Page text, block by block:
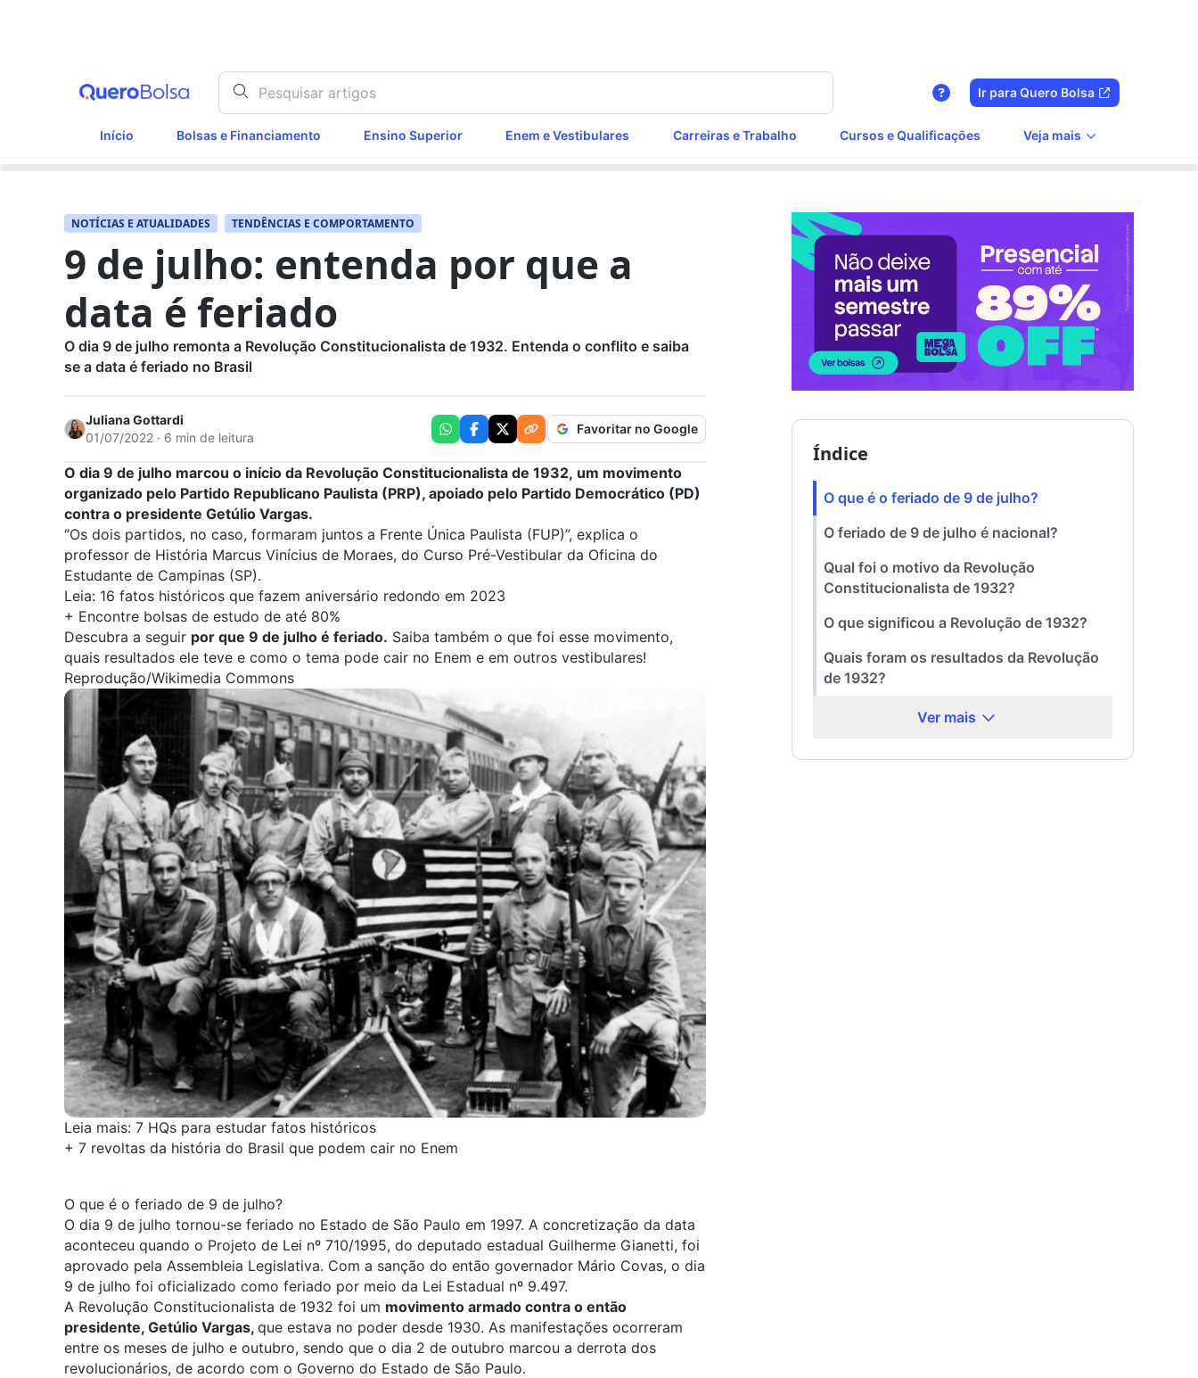
Ir para Quero Bolsa
Início Bolsas e Financiamento Ensino Superior Enem e Vestibulares Carreiras e Trabalho Cursos e Qualificações Veja mais
NOTÍCIAS E ATUALIDADES TENDÊNCIAS E COMPORTAMENTO
9 de julho: entenda por que a
data é feriado
O dia 9 de julho remonta a Revolução Constitucionalista de 1932. Entenda o conflito e saiba
se a data é feriado no Brasil
Juliana Gottardi
01/07/2022 · 6 min de leitura
Favoritar no Google
O dia 9 de julho marcou o início da Revolução Constitucionalista de 1932, um movimento
organizado pelo Partido Republicano Paulista (PRP), apoiado pelo Partido Democrático (PD)
contra o presidente Getúlio Vargas.
“Os dois partidos, no caso, formaram juntos a Frente Única Paulista (FUP)”, explica o
professor de História Marcus Vinícius de Moraes, do Curso Pré-Vestibular da Oficina do
Estudante de Campinas (SP).
Leia: 16 fatos históricos que fazem aniversário redondo em 2023
+ Encontre bolsas de estudo de até 80%
Descubra a seguir por que 9 de julho é feriado. Saiba também o que foi esse movimento,
quais resultados ele teve e como o tema pode cair no Enem e em outros vestibulares!
Reprodução/Wikimedia Commons
Leia mais: 7 HQs para estudar fatos históricos
+ 7 revoltas da história do Brasil que podem cair no Enem
O que é o feriado de 9 de julho?
O dia 9 de julho tornou-se feriado no Estado de São Paulo em 1997. A concretização da data
aconteceu quando o Projeto de Lei nº 710/1995, do deputado estadual Guilherme Gianetti, foi
aprovado pela Assembleia Legislativa. Com a sanção do então governador Mário Covas, o dia
9 de julho foi oficializado como feriado por meio da Lei Estadual nº 9.497.
A Revolução Constitucionalista de 1932 foi um movimento armado contra o então
presidente, Getúlio Vargas, que estava no poder desde 1930. As manifestações ocorreram
entre os meses de julho e outubro, sendo que o dia 2 de outubro marcou a derrota dos
revolucionários, de acordo com o Governo do Estado de São Paulo.
Índice
O que é o feriado de 9 de julho?
O feriado de 9 de julho é nacional?
Qual foi o motivo da Revolução
Constitucionalista de 1932?
O que significou a Revolução de 1932?
Quais foram os resultados da Revolução
de 1932?
Ver mais